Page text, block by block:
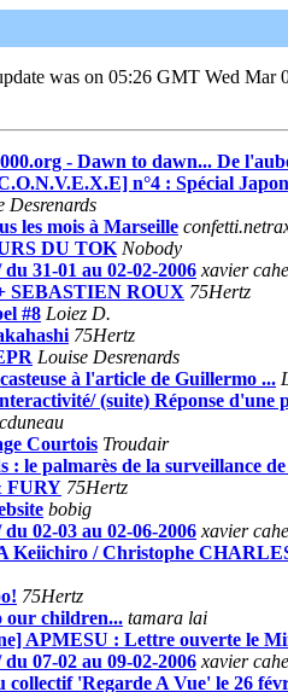
was on 05:26 GMT Wed Mar
- Dawn to dawn... De
n°4 : Spécial
Desrenards
les mois à Marseille
DU TOK Nobody
31-01 au 02-02-2006 xavier
SEBASTIEN ROUX 75Hertz
#8 Loiez D.
75Hertz
Louise Desrenards
à l'article de Guillermo ...
(suite) Réponse d'une
cduneau
Courtois Troudair
le palmarès de la surveillance de
FURY 75Hertz
bobig
02-03 au 02-06-2006 xavier
Keiichiro / Christophe
75Hertz
our children... tamara lai
APMESU : Lettre ouverte le
07-02 au 09-02-2006 xavier
collectif 'Regarde A Vue' le 26